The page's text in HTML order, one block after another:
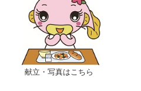
献立・写真はこちら